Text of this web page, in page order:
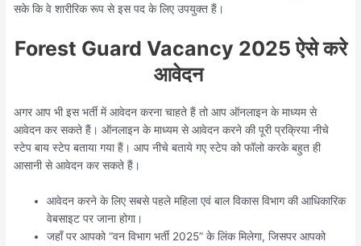
सके कि वे शारीरिक रूप से इस पद के लिए उपयुक्त हैं।
Forest Guard Vacancy 2025 ऐसे करे
आवेदन
अगर आप भी इस भर्ती में आवेदन करना चाहते हैं तो आप ऑनलाइन के माध्यम से
आवेदन कर सकते हैं। ऑनलाइन के माध्यम से आवेदन करने की पूरी प्रक्रिया नीचे
स्टेप बाय स्टेप बताया गया हैं। आप नीचे बताये गए स्टेप को फॉलो करके बहुत ही
आसानी से आवेदन कर सकते हैं।
आवेदन करने के लिए सबसे पहले महिला एवं बाल विकास विभाग की आधिकारिक
वेबसाइट पर जाना होगा।
जहाँ पर आपको “वन विभाग भर्ती 2025” के लिंक मिलेगा, जिसपर आपको